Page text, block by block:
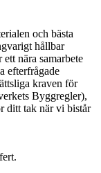
och bästa
hållbar
nära samarbete
efterfrågade
kraven för
Byggregler),
ditt tak när vi bistår